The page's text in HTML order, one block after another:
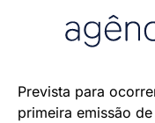
Prevista para
primeira emissão